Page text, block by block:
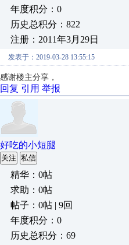
年度积分：0
历史总积分：822
注册：2011年3月29日
发表于：2019-03-28 13:55:15
感谢楼主分享，
回复 引用 举报
好吃的小短腿
关注 私信
精华：0帖
求助：0帖
帖子：0帖 | 9回
年度积分：0
历史总积分：69